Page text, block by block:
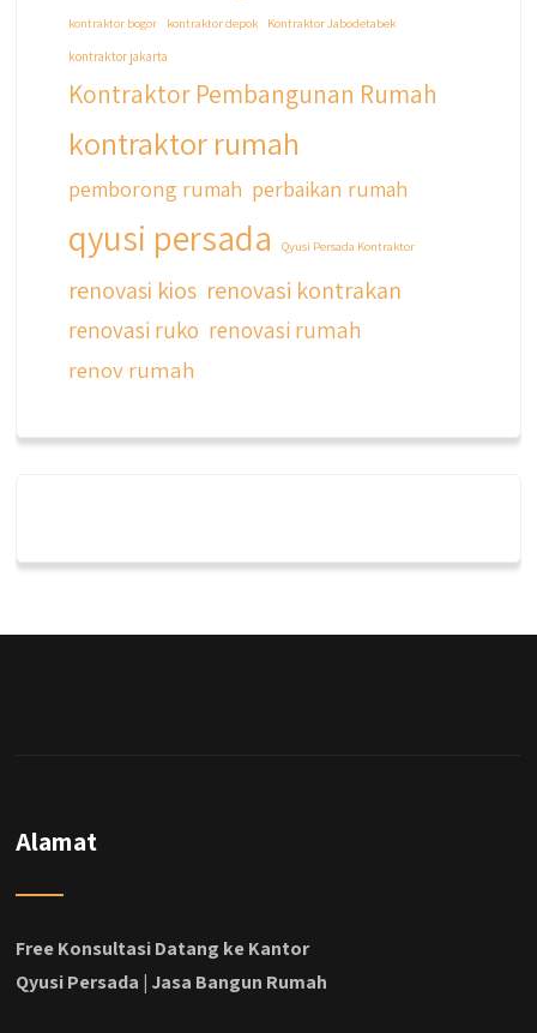
dengan budget 400an, kira kira gimana ya
#kontraktorbekasi #kontraktorinteriorjakarta
#kontraktorbangunanjabodetabek
#jasabangunrumahjabodetabek
kontraktor bogor kontraktor depok
Kontraktor Jabodetabek
kontraktor jakarta
Kontraktor Pembangunan Rumah
kontraktor rumah
pemborong rumah perbaikan rumah
qyusi persada Qyusi Persada Kontraktor
renovasi kios renovasi kontrakan
renovasi ruko renovasi rumah
renov rumah
Alamat
Free Konsultasi Datang ke Kantor
Qyusi Persada | Jasa Bangun Rumah